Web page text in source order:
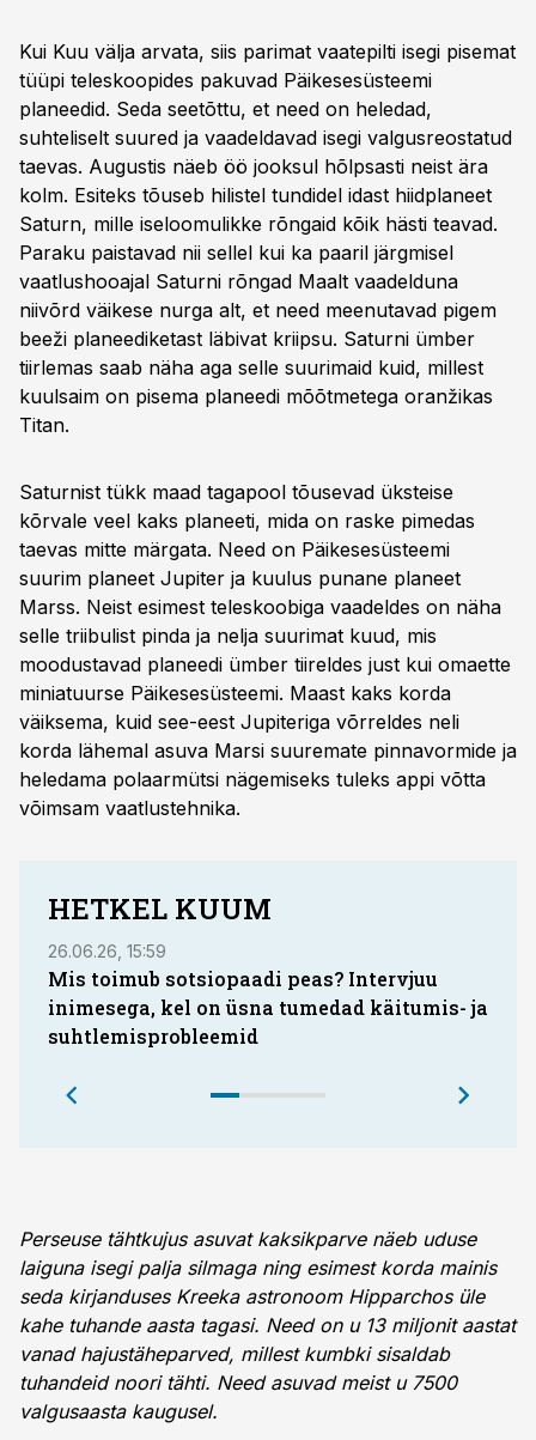
Kui Kuu välja arvata, siis parimat vaate­pilti isegi pisemat
tüüpi teleskoopides pakuvad Päikesesüsteemi
planeedid. Seda seetõttu, et need on heledad,
suhteliselt suured ja vaadeldavad isegi valgus­reostatud
taevas. Augustis näeb öö jooksul hõlpsasti neist ära
kolm. Esiteks tõuseb hilistel tundidel idast hiidplaneet
Saturn, mille ise­loomulikke rõngaid kõik hästi teavad.
Paraku paistavad nii sellel kui ka paaril järgmisel
vaatlus­hooajal Saturni rõngad Maalt vaadelduna
niivõrd väikese nurga alt, et need meenutavad pigem
beeži planeediketast läbivat kriipsu. Saturni ümber
tiirlemas saab näha aga selle suurimaid kuid, millest
kuulsaim on pisema planeedi mõõtmetega oranžikas
Titan.
Saturnist tükk maad tagapool tõusevad üks­teise
kõrvale veel kaks planeeti, mida on raske pimedas
taevas mitte märgata. Need on Päikese­süsteemi
suurim planeet Jupiter ja kuulus punane planeet
Marss. Neist esimest teleskoobiga vaadeldes on näha
selle triibulist pinda ja nelja suurimat kuud, mis
moodustavad planeedi ümber tiireldes just kui omaette
miniatuurse Päikesesüsteemi. Maast kaks korda
väiksema, kuid see-eest Jupiteriga võrreldes neli
korda lähemal asuva Marsi suuremate pinnavormide ja
heledama polaarmütsi nägemiseks tuleks appi võtta
võimsam vaatlustehnika.
HETKEL KUUM
26.06.26, 15:59
Mis toimub sotsiopaadi peas? Intervjuu
inimesega, kel on üsna tumedad käitumis- ja
suhtlemisprobleemid
Perseuse tähtkujus asuvat kaksikparve näeb uduse
laiguna isegi palja silmaga ning esimest korda mainis
seda kirjanduses Kreeka astronoom Hipparchos üle
kahe tuhande aasta tagasi. Need on u 13 miljonit aastat
vanad hajustäheparved, millest kumbki sisaldab
tuhandeid noori tähti. Need asuvad meist u 7500
valgus­­aasta kaugusel.